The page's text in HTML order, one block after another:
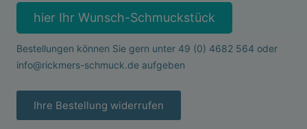
hier Ihr Wunsch-Schmuckstück
Bestellungen können Sie gern unter 49 (0) 4682 564 oder
info@rickmers-schmuck.deaufgeben
Ihre Bestellung widerrufen